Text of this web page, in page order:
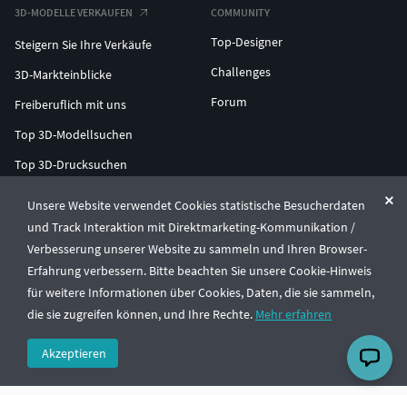
Unsere Website verwendet Cookies statistische Besucherdaten
und Track Interaktion mit Direktmarketing-Kommunikation /
Verbesserung unserer Website zu sammeln und Ihren Browser-
Erfahrung verbessern. Bitte beachten Sie unsere Cookie-Hinweis
für weitere Informationen über Cookies, Daten, die sie sammeln,
die sie zugreifen können, und Ihre Rechte. Mehr erfahren
Akzeptieren
3D-MODELLE VERKAUFEN
Steigern Sie Ihre Verkäufe
3D-Markteinblicke
Freiberuflich mit uns
Top 3D-Modellsuchen
Top 3D-Drucksuchen
COMMUNITY
Top-Designer
Challenges
Forum
ENTERPRISE 3D AT SCALE
© CGTrader 2011-2026
UAB CGTrader, Antakalnio st. 17, Vilnius, Lithuania
Allgemeine GeschäftsbedingungenDatenschutz🇩🇪 Deutsch